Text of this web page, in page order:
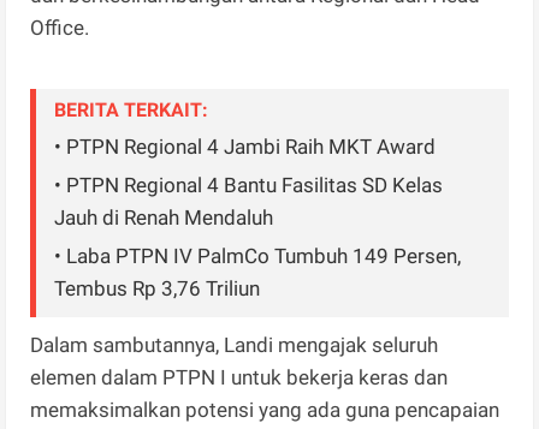
Office.
BERITA TERKAIT:
• PTPN Regional 4 Jambi Raih MKT Award
• PTPN Regional 4 Bantu Fasilitas SD Kelas
Jauh di Renah Mendaluh
• Laba PTPN IV PalmCo Tumbuh 149 Persen,
Tembus Rp 3,76 Triliun
Dalam sambutannya, Landi mengajak seluruh
elemen dalam PTPN I untuk bekerja keras dan
memaksimalkan potensi yang ada guna pencapaian